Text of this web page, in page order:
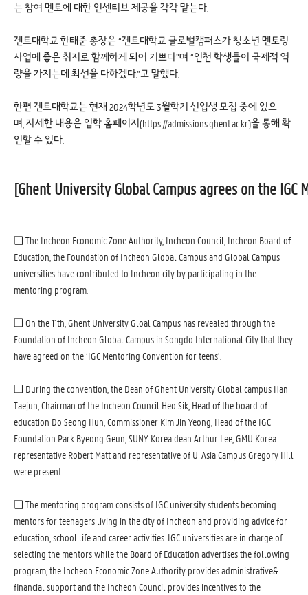
는 참여 멘토에 대한 인센티브 제공을 각각 맡는다.
겐트대학교 한태준 총장은 “겐트대학교 글로벌캠퍼스가 청소년 멘토링
사업에 좋은 취지로 함께하게 되어 기쁘다”며 “인천 학생들이 국제적 역
량을 가지는데 최선을 다하겠다.”고 말했다.
한편 겐트대학교는 현재 2024학년도 3월학기 신입생 모집 중에 있으
며, 자세한 내용은 입학 홈페이지(https://admissions.ghent.ac.kr)을 통해 확
인할 수 있다.
[Ghent University Global Campus agrees on the
❏ The Incheon Economic Zone Authority, Incheon Council, Incheon Board of
Education, the Foundation of Incheon Global Campus and Global Campus
universities have contributed to Incheon city by participating in the
mentoring program.
❏ On the 11th, Ghent University Gloal Campus has revealed through the
Foundation of Incheon Global Campus in Songdo International City that they
have agreed on the ‘IGC Mentoring Convention for teens’.
❏ During the convention, the Dean of Ghent University Global campus Han
Taejun, Chairman of the Incheon Council Heo Sik, Head of the board of
education Do Seong Hun, Commissioner Kim Jin Yeong, Head of the IGC
Foundation Park Byeong Geun, SUNY Korea dean Arthur Lee, GMU Korea
representative Robert Matt and representative of U-Asia Campus Gregory Hill
were present.
❏ The mentoring program consists of IGC university students becoming
mentors for teenagers living in the city of Incheon and providing advice for
education, school life and career activities. IGC universities are in charge of
selecting the mentors while the Board of Education advertises the following
program, the Incheon Economic Zone Authority provides administrative&
financial support and the Incheon Council provides incentives to the